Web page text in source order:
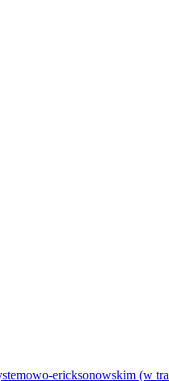
ericksonowskim (w